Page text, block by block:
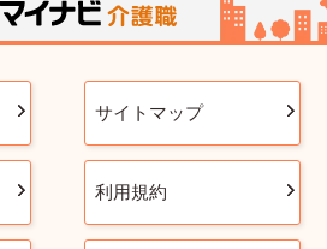
サイトマップ
利用規約